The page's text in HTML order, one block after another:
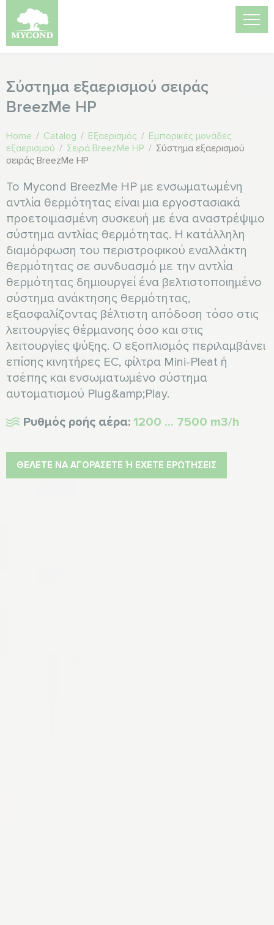
Σύστημα εξαερισμού σειράς
BreezMe HP
Home / Catalog / Εξαερισμός / Εμπορικές μονάδες
εξαερισμού / Σειρά BreezMe HP / Σύστημα εξαερισμού
σειράς BreezMe HP
Το Mycond BreezMe HP με ενσωματωμένη
αντλία θερμότητας είναι μια εργοστασιακά
προετοιμασμένη συσκευή με ένα αναστρέψιμο
σύστημα αντλίας θερμότητας. Η κατάλληλη
διαμόρφωση του περιστροφικού εναλλάκτη
θερμότητας σε συνδυασμό με την αντλία
θερμότητας δημιουργεί ένα βελτιστοποιημένο
σύστημα ανάκτησης θερμότητας,
εξασφαλίζοντας βέλτιστη απόδοση τόσο στις
λειτουργίες θέρμανσης όσο και στις
λειτουργίες ψύξης. Ο εξοπλισμός περιλαμβάνει
επίσης κινητήρες EC, φίλτρα Mini-Pleat ή
τσέπης και ενσωματωμένο σύστημα
αυτοματισμού Plug&amp;Play.
Ρυθμός ροής αέρα: 1200 ... 7500 m3/h
ΘΈΛΕΤΕ ΝΑ ΑΓΟΡΆΣΕΤΕ Ή ΈΧΕΤΕ ΕΡΩΤΉΣΕΙΣ